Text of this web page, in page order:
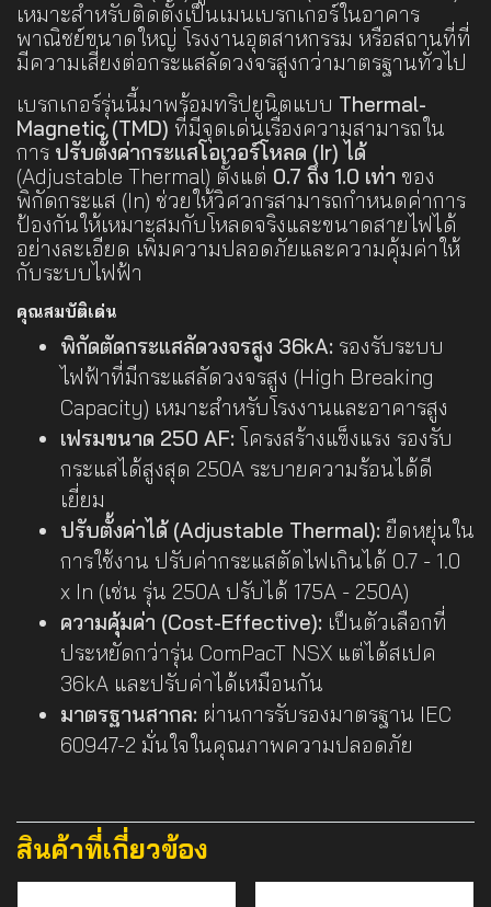
เหมาะสำหรับติดตั้งเป็นเมนเบรกเกอร์ในอาคาร
พาณิชย์ขนาดใหญ่ โรงงานอุตสาหกรรม หรือสถานที่ที่
มีความเสี่ยงต่อกระแสลัดวงจรสูงกว่ามาตรฐานทั่วไป
เบรกเกอร์รุ่นนี้มาพร้อมทริปยูนิตแบบ Thermal-
Magnetic (TMD) ที่มีจุดเด่นเรื่องความสามารถใน
การ ปรับตั้งค่ากระแสโอเวอร์โหลด (Ir) ได้
(Adjustable Thermal) ตั้งแต่ 0.7 ถึง 1.0 เท่า ของ
พิกัดกระแส (In) ช่วยให้วิศวกรสามารถกำหนดค่าการ
ป้องกันให้เหมาะสมกับโหลดจริงและขนาดสายไฟได้
อย่างละเอียด เพิ่มความปลอดภัยและความคุ้มค่าให้
กับระบบไฟฟ้า
คุณสมบัติเด่น
พิกัดตัดกระแสลัดวงจรสูง 36kA: รองรับระบบ
ไฟฟ้าที่มีกระแสลัดวงจรสูง (High Breaking
Capacity) เหมาะสำหรับโรงงานและอาคารสูง
เฟรมขนาด 250 AF: โครงสร้างแข็งแรง รองรับ
กระแสได้สูงสุด 250A ระบายความร้อนได้ดี
เยี่ยม
ปรับตั้งค่าได้ (Adjustable Thermal): ยืดหยุ่นใน
การใช้งาน ปรับค่ากระแสตัดไฟเกินได้ 0.7 - 1.0
x In (เช่น รุ่น 250A ปรับได้ 175A - 250A)
ความคุ้มค่า (Cost-Effective): เป็นตัวเลือกที่
ประหยัดกว่ารุ่น ComPacT NSX แต่ได้สเปค
36kA และปรับค่าได้เหมือนกัน
มาตรฐานสากล: ผ่านการรับรองมาตรฐาน IEC
60947-2 มั่นใจในคุณภาพความปลอดภัย
สินค้าที่เกี่ยวข้อง